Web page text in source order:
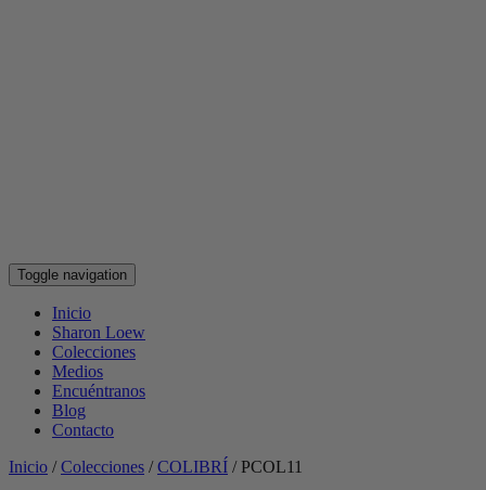
Toggle navigation
Inicio
Sharon Loew
Colecciones
Medios
Encuéntranos
Blog
Contacto
Inicio /Colecciones /COLIBRÍ /PCOL11